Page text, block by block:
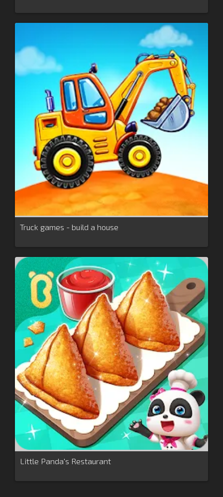
Truck games - build a house
Little Panda's Restaurant